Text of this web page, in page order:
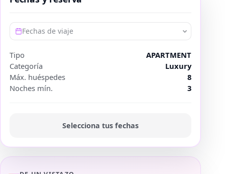
Fechas de viaje
Tipo
APARTMENT
Categoría
Luxury
Máx. huéspedes
8
Noches mín.
3
Selecciona tus fechas